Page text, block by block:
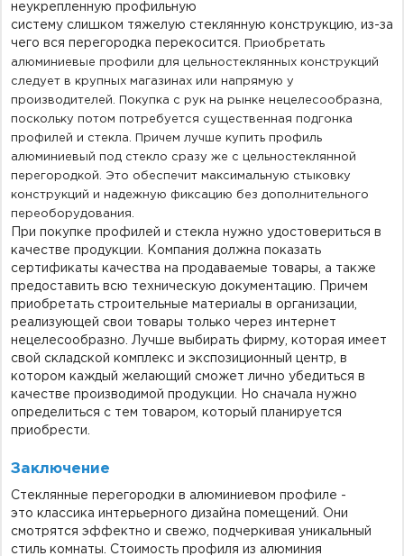
неукрепленную профильную
систему слишком тяжелую стеклянную конструкцию, из-за
чего вся перегородка перекосится.
Приобретать
алюминиевые профили для цельностеклянных конструкций
следует в крупных магазинах или напрямую у
производителей. Покупка с рук на рынке нецелесообразна,
поскольку потом потребуется существенная подгонка
профилей и стекла. Причем лучше купить профиль
алюминиевый под стекло сразу же с цельностеклянной
перегородкой. Это обеспечит максимальную стыковку
конструкций и надежную фиксацию без дополнительного
переоборудования.
При покупке профилей и стекла нужно удостовериться в
качестве продукции. Компания должна показать
сертификаты качества на продаваемые товары, а также
предоставить всю техническую документацию. Причем
приобретать строительные материалы в организации
реализующей свои товары только через интернет
нецелесообразно. Лучше выбирать фирму, которая имеет
свой складской комплекс и экспозиционный центр, в
котором каждый желающий сможет лично убедиться в
качестве производимой продукции. Но сначала нужно
определиться с тем товаром, который планируется
приобрести.
Заключение
Стеклянные перегородки в алюминиевом профиле -
это классика интерьерного дизайна помещений. Они
смотрятся эффектно и свежо, подчеркивая уникальный
стиль комнаты. Стоимость профиля из алюминия